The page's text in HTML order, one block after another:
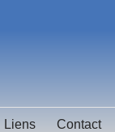
Liens Contact